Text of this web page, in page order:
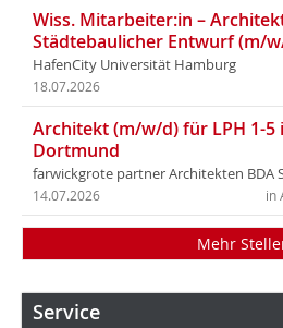
Wiss. Mitarbeiter:in –
Städtebaulicher Entwurf (m/
HafenCity Universität Hamburg
18.07.2026
Architekt (m/w/d) für LPH 1-5
Dortmund
farwickgrote partner Architekten BDA
in
14.07.2026
Mehr
Service